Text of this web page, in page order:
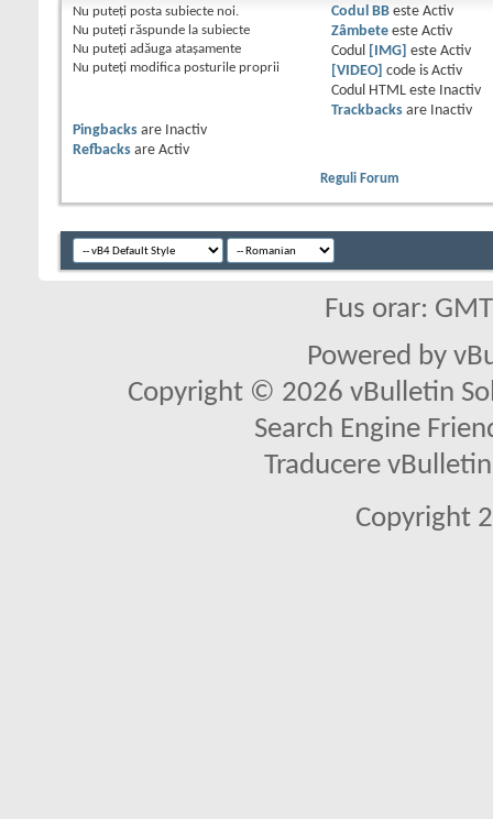
Nu puteţi posta subiecte noi.
Nu puteţi răspunde la subiecte
Nu puteţi adăuga ataşamente
Nu puteţi modifica posturile proprii
Codul BBeste Activ
Zâmbeteeste Activ
Codul
[IMG] este Activ
[VIDEO]
code is Activ
Codul HTML este
Inactiv
Trackbacksare
Inactiv
Pingbacks are
Inactiv
Refbacks are Activ
Reguli Forum
Fus orar:
Powered by
Copyright © 2026 vBulletin
Search Engine
Traducere
Copyright